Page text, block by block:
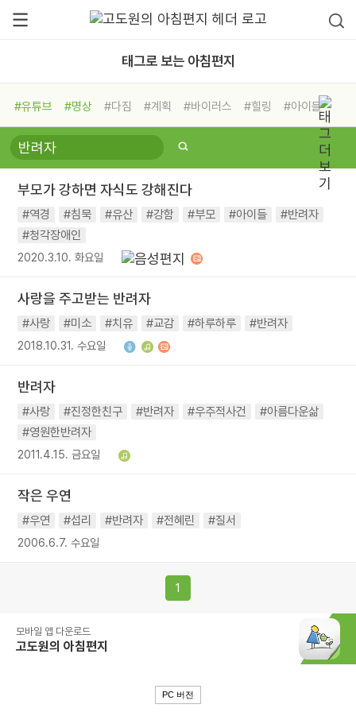
태그로 보는 아침편지
#유튜브 #명상 #다짐 #계획 #바이러스 #힐링
#아이들
#비전캠프
#독서캠프 #삶
#희망
#나눔 #친구 #링컨학교
#독서
#건강 #면역력
부모가 강하면 자식도 강해진다
#역경 #침묵 #유산 #강함 #부모 #아이들
#반려자
#청각장애인
2020.3.10. 화요일
사랑을 주고받는 반려자
#사랑 #미소 #치유 #교감 #하루하루 #반려자
2018.10.31. 수요일
반려자
#사랑 #진정한친구 #반려자 #우주적사건
#아름다운삶
#영원한반려자
2011.4.15. 금요일
작은 우연
#우연 #섭리 #반려자 #전혜린 #질서
2006.6.7. 수요일
1
모바일 앱 다운로드
고도원의 아침편지
PC 버전